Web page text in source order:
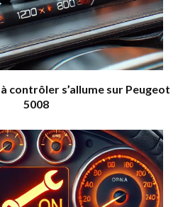
contrôler s’allume sur Peugeot
5008